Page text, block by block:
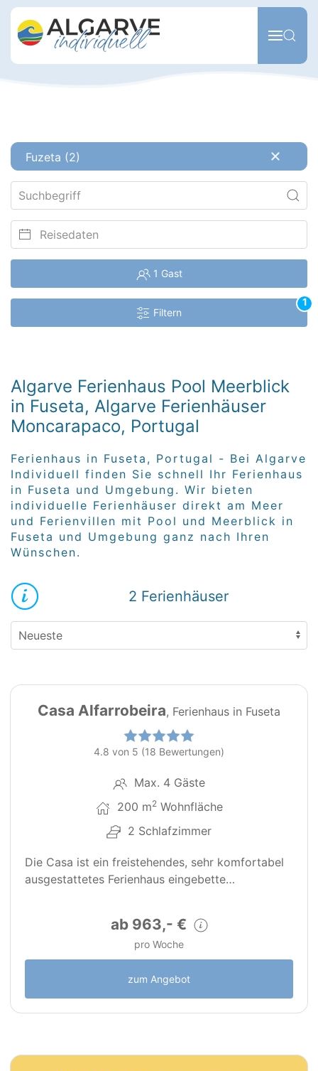
Zum Hauptinhalt springen
Fuzeta (2)
1 Gast
Filtern
1
Algarve Ferienhaus Pool Meerblick
in Fuseta, Algarve Ferienhäuser
Moncarapaco, Portugal
Ferienhaus in Fuseta, Portugal - Bei Algarve
Individuell finden Sie schnell Ihr Ferienhaus
in Fuseta und Umgebung. Wir bieten
individuelle Ferienhäuser direkt am Meer
und Ferienvillen mit Pool und Meerblick in
Fuseta und Umgebung ganz nach Ihren
Wünschen.
2 Ferienhäuser
Casa Alfarrobeira, Ferienhaus in Fuseta
4.8 von 5 (18 Bewertungen)
Max. 4 Gäste
200 m2Wohnfläche
2 Schlafzimmer
Die Casa ist ein freistehendes, sehr komfortabel
ausgestattetes Ferienhaus eingebette…
ab 963,- €
pro Woche
zum Angebot